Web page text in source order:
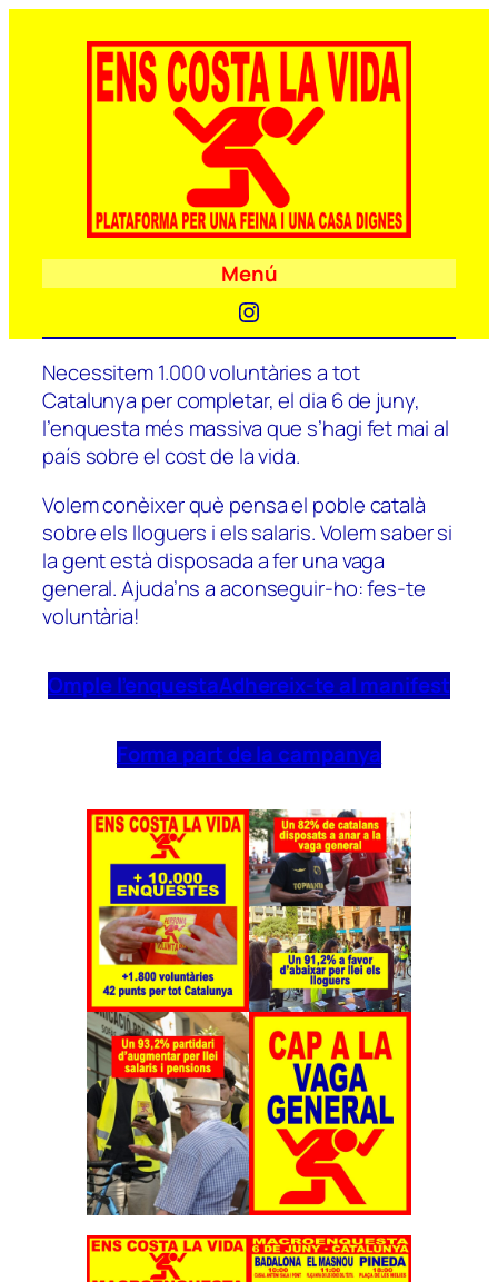
Menú
Instagram
Necessitem 1.000 voluntàries a tot
Catalunya per completar, el dia 6 de juny,
l’enquesta més massiva que s’hagi fet mai al
país sobre el cost de la vida.
Volem conèixer què pensa el poble català
sobre els lloguers i els salaris. Volem saber si
la gent està disposada a fer una vaga
general. Ajuda’ns a aconseguir-ho: fes-te
voluntària!
Omple l’enquestaAdhereix-te al manifest
Forma part de la campanya